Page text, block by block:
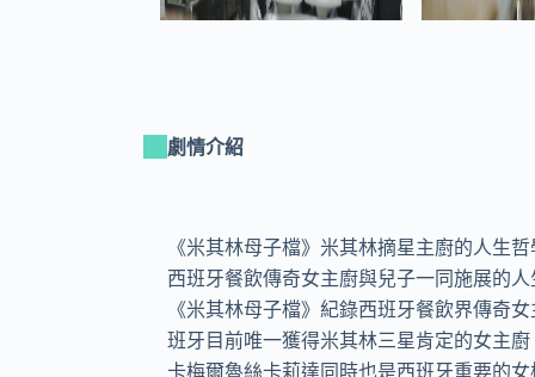
劇情介紹
《米其林母子檔》米其林摘星主廚的人生哲
西班牙餐飲傳奇女主廚與兒子一同施展的
《米其林母子檔》紀錄西班牙餐飲界傳奇
班牙目前唯一獲得米其林三星肯定的女主
卡梅爾魯絲卡莉達同時也是西班牙重要的